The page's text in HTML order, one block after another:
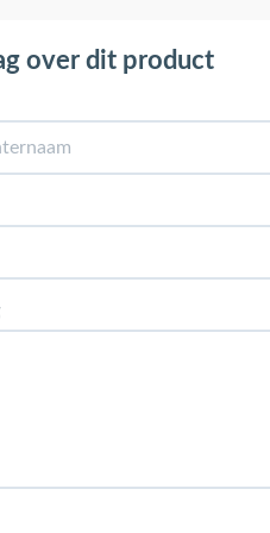
over dit product